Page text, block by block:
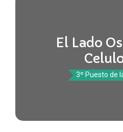
El Lado
3º Puesto de